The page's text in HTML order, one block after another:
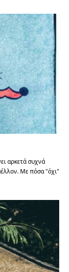
αρκετά συχνά
Με πόσα "όχι"